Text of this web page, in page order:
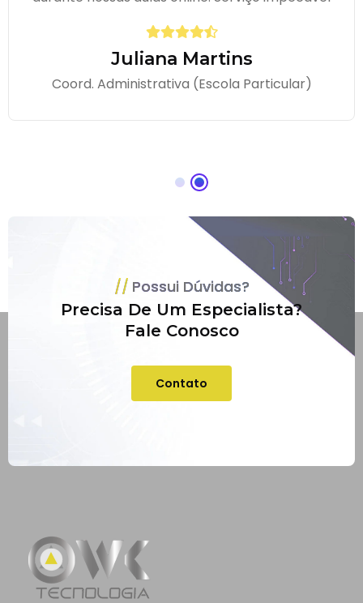
Juliana Martins
Coord. Administrativa (Escola Particular)
Possui Dúvidas?
Precisa De Um Especialista?
Fale Conosco
Contato